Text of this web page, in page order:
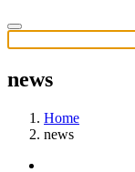
news
Home
news